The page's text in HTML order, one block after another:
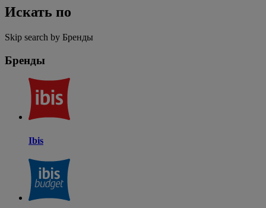
Искать по
Skip search by Бренды
Бренды
Ibis